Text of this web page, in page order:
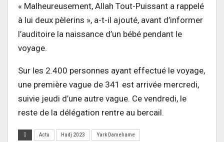
« Malheureusement, Allah Tout-Puissant a rappelé
à lui deux pèlerins », a-t-il ajouté, avant d’informer
l’auditoire la naissance d’un bébé pendant le
voyage.
Sur les 2.400 personnes ayant effectué le voyage,
une première vague de 341 est arrivée mercredi,
suivie jeudi d’une autre vague. Ce vendredi, le
reste de la délégation rentre au bercail.
Actu Hadj 2023 Yark Damehame